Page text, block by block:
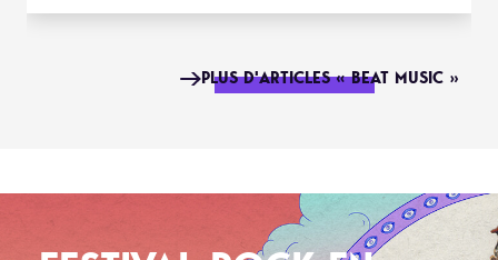
PLUS D'ARTICLES « BEAT MUSIC »